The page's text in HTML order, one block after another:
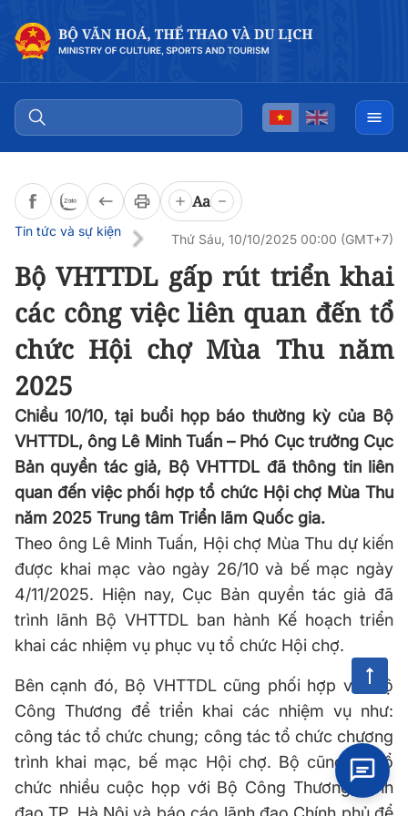
Aa
Tin tức và sự kiện
Thứ Sáu, 10/10/2025 00:00 (GMT+7)
Bộ VHTTDL gấp rút triển khai
các công việc liên quan đến tổ
chức Hội chợ Mùa Thu năm
2025
Chiều 10/10, tại buổi họp báo thường kỳ của Bộ
VHTTDL, ông Lê Minh Tuấn – Phó Cục trưởng Cục
Bản quyền tác giả, Bộ VHTTDL đã thông tin liên
quan đến việc phối hợp tổ chức Hội chợ Mùa Thu
năm 2025 Trung tâm Triển lãm Quốc gia.
Theo ông Lê Minh Tuấn, Hội chợ Mùa Thu dự kiến
được khai mạc vào ngày 26/10 và bế mạc ngày
4/11/2025. Hiện nay, Cục Bản quyền tác giả đã
trình lãnh Bộ VHTTDL ban hành Kế hoạch triển
khai các nhiệm vụ phục vụ tổ chức Hội chợ.
Bên cạnh đó, Bộ VHTTDL cũng phối hợp với Bộ
Công Thương để triển khai các nhiệm vụ như:
công tác tổ chức chung; công tác tổ chức chương
trình khai mạc, bế mạc Hội chợ. Bộ cũng đã tổ
chức nhiều cuộc họp với Bộ Công Thương, lãnh
Đọc bài